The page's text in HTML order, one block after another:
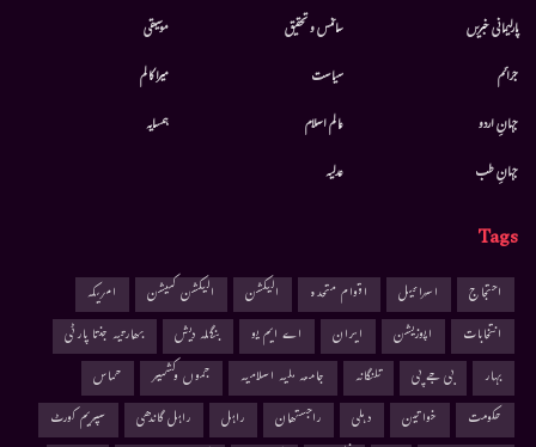
پارلیمانی خبریں
جرائم
جہانِ اردو
جہانِ طب
سائنس و تحقیق
سیاست
عالم اسلام
عدلیہ
موسيقى
میرا کالم
ہمسایہ
Tags
احتجاج اسرائیل اقوام متحدہ الیکشن الیکشن کمیشن
امریکہ
انتخابات
اپوزیشن ایران اے ایم یو بنگلہ دیش
بھارتیہ جنتا پارٹی
بہار
بی جے پی تلنگانہ جامعہ ملیہ اسلامیہ جموں وکشمیر
حماس
حکومت
خواتین دہلی راجستھان راہل راہل گاندھی
سپریم کورٹ